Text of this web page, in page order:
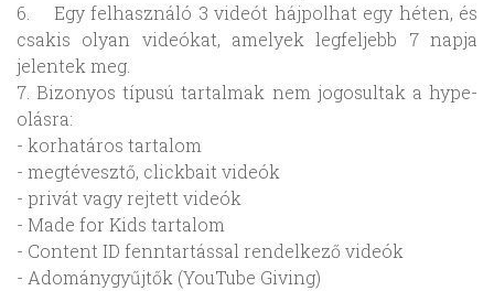
6. Egy felhasználó 3 videót hájpolhat egy héten, és
csakis olyan videókat, amelyek legfeljebb 7 napja
jelentek meg.
7. Bizonyos típusú tartalmak nem jogosultak a hype-
olásra:
- korhatáros tartalom
- megtévesztő, clickbait videók
- privát vagy rejtett videók
- Made for Kids tartalom
- Content ID fenntartással rendelkező videók
- Adománygyűjtők (YouTube Giving)